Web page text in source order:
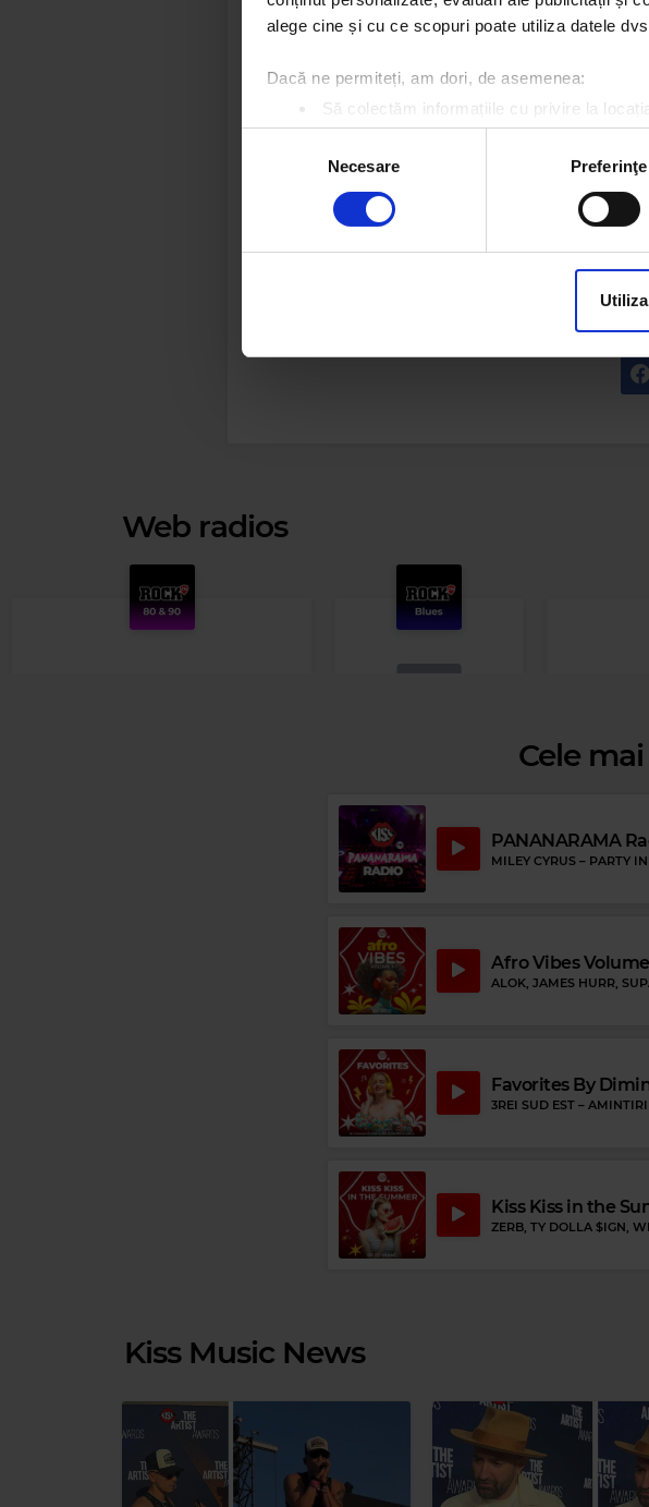
alege cine și cu ce scopuri poate utiliza datele
Dacă ne permiteți, am dori, de asemenea:
Să colectăm informațiile cu privire la
Să vă identificăm dispozitivul scanândul-l
Găsiți mai multe informații despre procesarea
Vă puteți modifica sau retrage oricând acordul
traficul. De asemenea, le oferim partenerilor de
care folosiți site-ul nostru. Aceștia le pot
consimțământului
Necesare Preferinţe
Web radios
Rock Blues
AYNSLEY LISTER– HOME
PATRICK
Cele
PANANARAMA
MILEY CYRUS – PARTY
Afro Vibes
ALOK, JAMES HURR,
Favorites By
3REI SUD EST –
Kiss Kiss in the
ZERB, TY DOLLA $IGN,
Kiss Music News